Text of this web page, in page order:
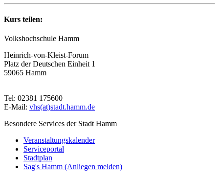
Kurs teilen:
Volkshochschule Hamm
Heinrich-von-Kleist-Forum
Platz der Deutschen Einheit 1
59065 Hamm
Tel: 02381 175600
E-Mail: vhs(at)stadt.hamm.de
Besondere Services der Stadt Hamm
Veranstaltungskalender
Serviceportal
Stadtplan
Sag's Hamm (Anliegen melden)